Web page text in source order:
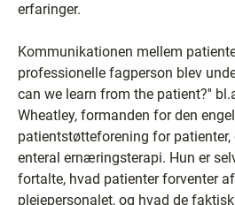
erfaringer.
Kommunikationen mellem
professionelle fagperson blev
can we learn from the patient?''
Wheatley, formanden for den
patientstøtteforening for patienter,
enteral ernæringsterapi. Hun er
fortalte, hvad patienter forventer
plejepersonalet, og hvad de